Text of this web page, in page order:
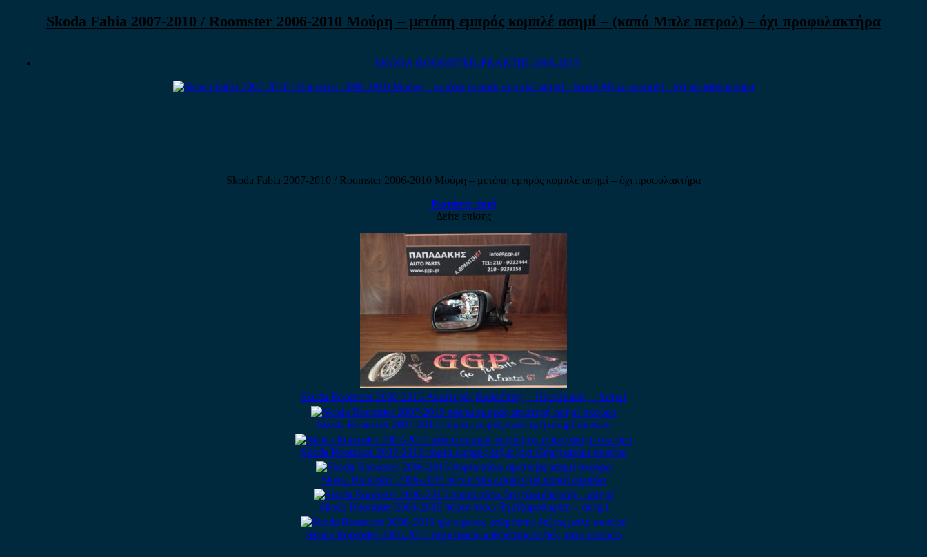
Skoda Fabia 2007-2010 / Roomster 2006-2010 Μούρη – μετόπη εμπρός κομπλέ ασημί – (καπό Μπλε πετρολ) – όχι προφυλακτήρα
SKODA ROOMSTER-PRAKTIK 2006-2015
Skoda Fabia 2007-2010 / Roomster 2006-2010 Μούρη – μετόπη εμπρός κομπλέ ασημί – όχι προφυλακτήρα
Ρωτήστε τιμή
Δείτε επίσης
Skoda Roomster 2006-2015 Αριστερός Καθρέπτης – Ηλεκτρικός – Ασημί
Skoda Roomster 2007-2015 πόρτα εμπρός αριστερή ασημί σκούρο
Skoda Roomster 2007-2015 πόρτα εμπρός δεξιά (όχι τζάμι) ασημί σκούρο
Skoda Roomster 2006-2015 πόρτα πίσω αριστερή ασημί σκούρο
Skoda Roomster 2006-2015 πόρτα πίσω 5η (τζαμόπορτα) – ασημί
Skoda Roomster 2006-2015 ηλεκτρικός καθρέπτης δεξιός μπλε σκούρο